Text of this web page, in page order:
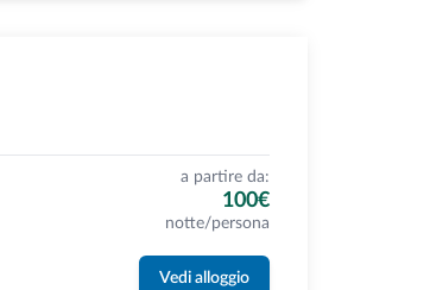
a partire da:
100€
notte/persona
Vedi alloggio